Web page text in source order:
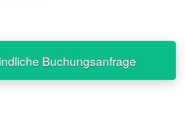
Buchungsanfrage